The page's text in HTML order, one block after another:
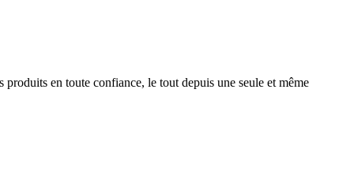
en toute confiance, le tout depuis une seule et même